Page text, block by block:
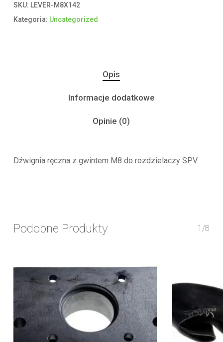
SKU: LEVER-M8X142
Kategoria: Uncategorized
Opis
Informacje dodatkowe
Opinie (0)
Dźwignia ręczna z gwintem M8 do rozdzielaczy SPV
Podobne Produkty 1/8